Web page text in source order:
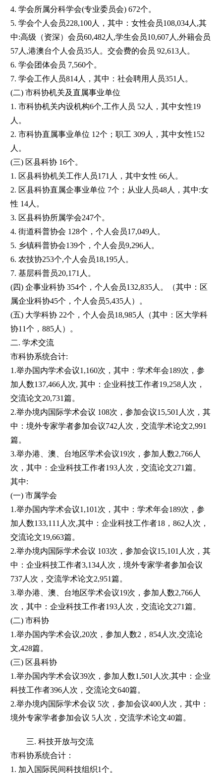
4. 学会所属分科学会(专业委员会) 672个。
5. 学会个人会员228,100人，其中：女性会员108,034人,其
中:高级（资深）会员60,482人,学生会员10,607人,外籍会员
57人,港澳台个人会员35人。交会费的会员 92,613人。
6. 学会团体会员 7,560个。
7. 学会工作人员814人，其中：社会聘用人员351人。
(二) 市科协机关及直属事业单位
1. 市科协机关内设机构6个,工作人员 52人，其中女性19
人。
2. 市科协直属事业单位 12个；职工 309人，其中女性152
人。
(三) 区县科协 16个。
1. 区县科协机关工作人员171人，其中女性 66人。
2. 区县科协直属企事业单位 7个；从业人员48人，其中:女
性 14人。
3. 区县科协所属学会247个。
4. 街道科普协会 128个，个人会员17,049人。
5. 乡镇科普协会139个，个人会员9,296人。
6. 农技协253个,个人会员18,195人。
7. 基层科普员20,171人。
(四) 企事业科协 354个，个人会员132,835人。（其中：区
属企业科协45个，个人会员5,435人）。
(五) 大学科协 22个，个人会员18,985人（其中：区大学科
协11个，885人）。
二. 学术交流
市科协系统合计:
1.举办国内学术会议1,160次，其中：学术年会189次，参
加人数137,466人次, 其中：企业科技工作者19,258人次，
交流论文20,731篇。
2.举办境内国际学术会议 108次，参加会议15,501人次，其
中：境外专家学者参加会议742人次，交流学术论文2,991
篇。
3.举办港、澳、台地区学术会议19次，参加人数2,766人
次，其中：企业科技工作者193人次，交流论文271篇。
其中:
(一) 市属学会
1.举办国内学术会议1,101次，其中：学术年会189次，参
加人数133,111人次,其中：企业科技工作者18，862人次，
交流论文19,663篇。
2.举办境内国际学术会议 103次，参加会议15,101人次，其
中：企业科技工作者3,134人次，境外专家学者参加会议
737人次，交流学术论文2,951篇。
3.举办港、澳、台地区学术会议19次，参加人数2,766人
次，其中：企业科技工作者193人次，交流论文271篇。
(二) 市科协
1.举办国内学术会议,20次，参加人数2，854人次,交流论
文,428篇。
(三) 区县科协
1.举办国内学术会议39次，参加人数1,501人次,其中：企业
科技工作者396人次，交流论文640篇。
2.举办境内国际学术会议 5次，参加会议400人次，其中：
境外专家学者参加会议 5人次，交流学术论文40篇。
三. 科技开放与交流
市科协系统合计：
1. 加入国际民间科技组织1个。